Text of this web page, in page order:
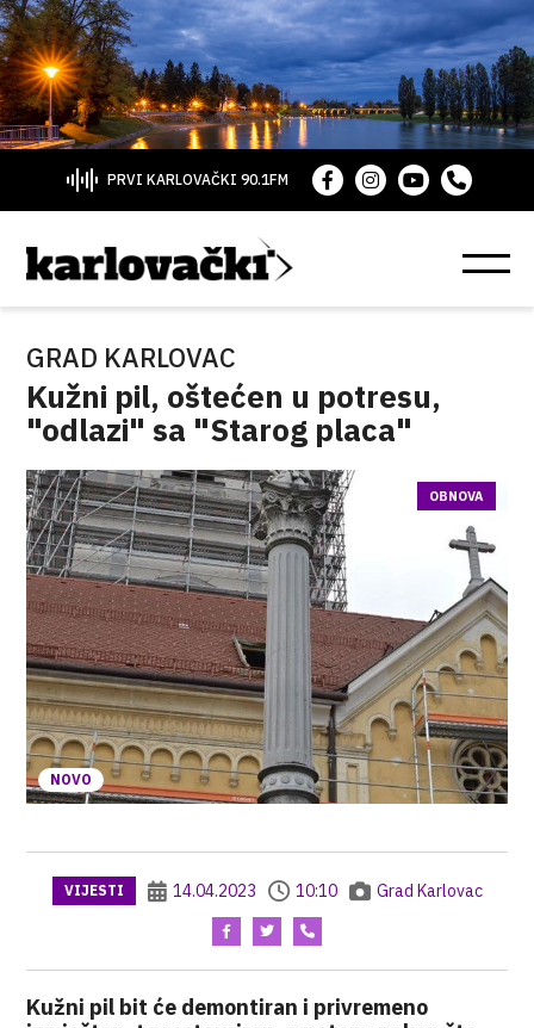
PRVI KARLOVAČKI 90.1FM
GRAD KARLOVAC
Kužni pil, oštećen u potresu,
"odlazi" sa "Starog placa"
NOVO
OBNOVA
VIJESTI 14.04.2023 10:10 Grad Karlovac
Kužni pil bit će demontiran i privremeno